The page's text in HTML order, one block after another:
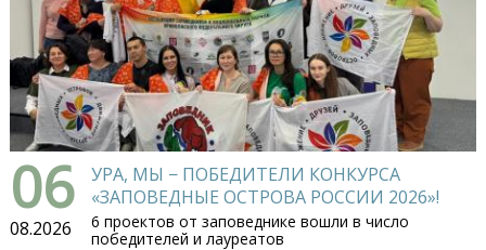
06
08.2026
УРА, МЫ − ПОБЕДИТЕЛИ КОНКУРСА
«ЗАПОВЕДНЫЕ ОСТРОВА РОССИИ 2026»!
6 проектов от заповеднике вошли в число
победителей и лауреатов